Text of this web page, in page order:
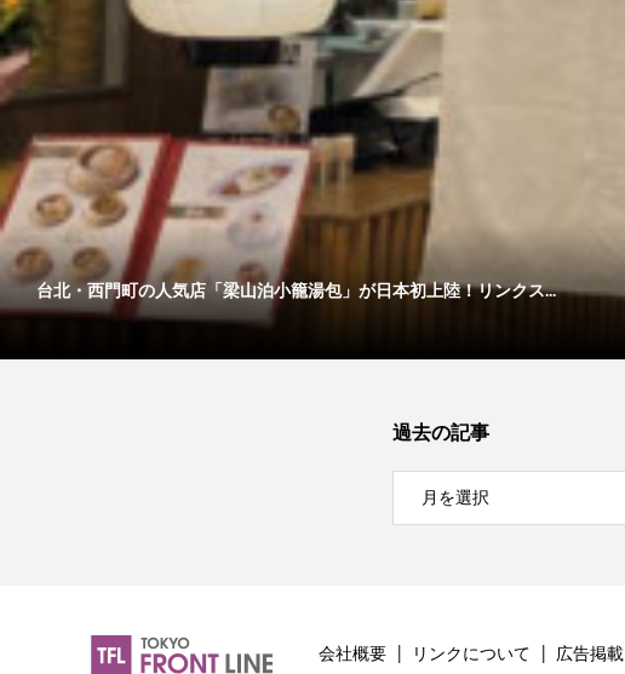
台北・西門町の人気店「梁山泊小籠湯包」が日本初上陸！リンクス...
過去の記事
会社概要 リンクについて 広告掲載